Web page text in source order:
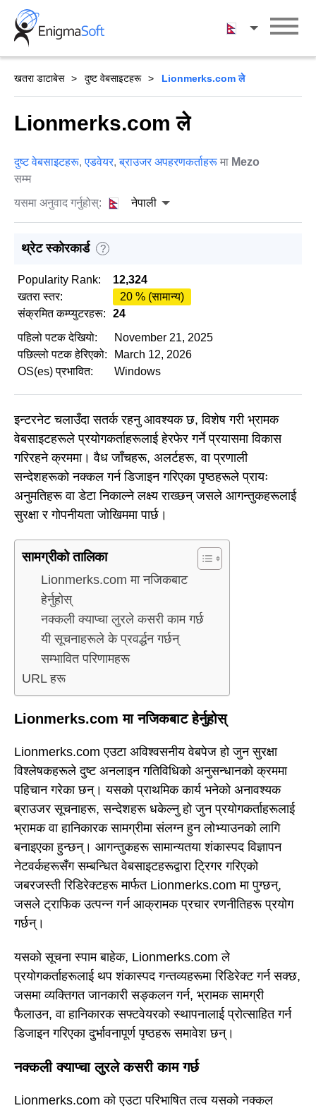
Skip
content
नेपाली
खतरा डाटाबेस दुष्ट वेबसाइटहरू Lionmerks.com ले
Lionmerks.com ले
दुष्ट वेबसाइटहरू,एडवेयर,ब्राउजर अपहरणकर्ताहरू मा Mezo
सम्म
यसमा अनुवाद गर्नुहोस्:
नेपाली
थ्रेट स्कोरकार्ड ?
Popularity Rank:
12,324
खतरा स्तर:
20 % (सामान्य)
संक्रमित कम्प्युटरहरू:
24
पहिलो पटक देखियो:
November 21, 2025
पछिल्लो पटक हेरिएको:
March 12, 2026
OS(es) प्रभावित:
Windows
इन्टरनेट चलाउँदा सतर्क रहनु आवश्यक छ, विशेष गरी भ्रामक
वेबसाइटहरूले प्रयोगकर्ताहरूलाई हेरफेर गर्ने प्रयासमा विकास
गरिरहने क्रममा। वैध जाँचहरू, अलर्टहरू, वा प्रणाली
सन्देशहरूको नक्कल गर्न डिजाइन गरिएका पृष्ठहरूले प्रायः
अनुमतिहरू वा डेटा निकाल्ने लक्ष्य राख्छन् जसले आगन्तुकहरूलाई
सुरक्षा र गोपनीयता जोखिममा पार्छ।
सामग्रीको तालिका
Lionmerks.com मा नजिकबाट
हेर्नुहोस्
नक्कली क्याप्चा लुरले कसरी काम गर्छ
यी सूचनाहरूले के प्रवर्द्धन गर्छन्
सम्भावित परिणामहरू
URL हरू
Lionmerks.com मा नजिकबाट हेर्नुहोस्
Lionmerks.com एउटा अविश्वसनीय वेबपेज हो जुन सुरक्षा
विश्लेषकहरूले दुष्ट अनलाइन गतिविधिको अनुसन्धानको क्रममा
पहिचान गरेका छन्। यसको प्राथमिक कार्य भनेको अनावश्यक
ब्राउजर सूचनाहरू, सन्देशहरू धकेल्नु हो जुन प्रयोगकर्ताहरूलाई
भ्रामक वा हानिकारक सामग्रीमा संलग्न हुन लोभ्याउनको लागि
बनाइएका हुन्छन्। आगन्तुकहरू सामान्यतया शंकास्पद विज्ञापन
नेटवर्कहरूसँग सम्बन्धित वेबसाइटहरूद्वारा ट्रिगर गरिएको
जबरजस्ती रिडिरेक्टहरू मार्फत Lionmerks.com मा पुग्छन्,
जसले ट्राफिक उत्पन्न गर्न आक्रामक प्रचार रणनीतिहरू प्रयोग
गर्छन्।
यसको सूचना स्पाम बाहेक, Lionmerks.com ले
प्रयोगकर्ताहरूलाई थप शंकास्पद गन्तव्यहरूमा रिडिरेक्ट गर्न सक्छ,
जसमा व्यक्तिगत जानकारी सङ्कलन गर्न, भ्रामक सामग्री
फैलाउन, वा हानिकारक सफ्टवेयरको स्थापनालाई प्रोत्साहित गर्न
डिजाइन गरिएका दुर्भावनापूर्ण पृष्ठहरू समावेश छन्।
नक्कली क्याप्चा लुरले कसरी काम गर्छ
Lionmerks.com को एउटा परिभाषित तत्व यसको नक्कल